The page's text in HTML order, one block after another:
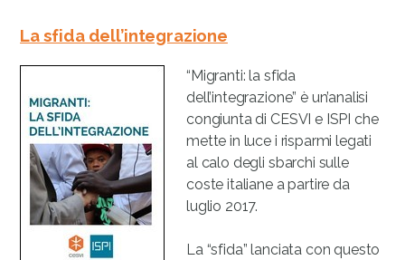
La sfida dell’integrazione
“Migranti: la sfida
dell’integrazione” è un’analisi
congiunta di CESVI e ISPI che
mette in luce i risparmi legati
al calo degli sbarchi sulle
coste italiane a partire da
luglio 2017.
La “sfida” lanciata con questo